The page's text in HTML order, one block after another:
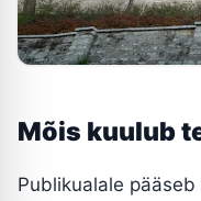
Mõis kuulub
Publikualale